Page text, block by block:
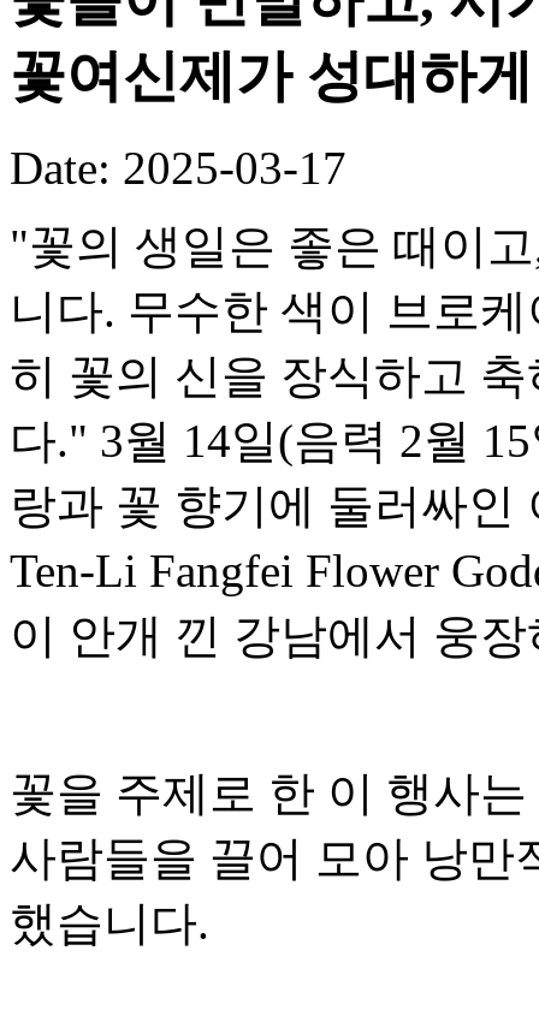
꽃여신제가 성대하
Date: 2025-03-17
"꽃의 생일은 좋은 때이
니다. 무수한 색이 브로
히 꽃의 신을 장식하고
다." 3월 14일(음력 2월
랑과 꽃 향기에 둘러싸
Ten-Li Fangfei Flower
이 안개 낀 강남에서 웅
꽃을 주제로 한 이 행사
사람들을 끌어 모아 낭만
했습니다.